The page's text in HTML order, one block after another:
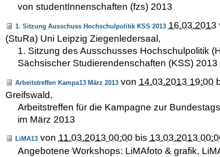
von studentInnenschaften (fzs) 2013
1. Sitzung Ausschuss Hochschulpolitik KSS 2013 16.03.2013
(StuRa) Uni Leipzig Ziegenledersaal,
1. Sitzung des Ausschusses Hochschulpolitik
Sächsischer Studierendenschaften (KSS) 2013
Arbeitstreffen Kampa13 März 2013 von 14.03.2013 19:00
Greifswald,
Arbeitstreffen für die Kampagne zur
im März 2013
LiMA13 von 11.03.2013 00:00 bis 13.03.2013
Angebotene Workshops: LiMAfoto & grafik,